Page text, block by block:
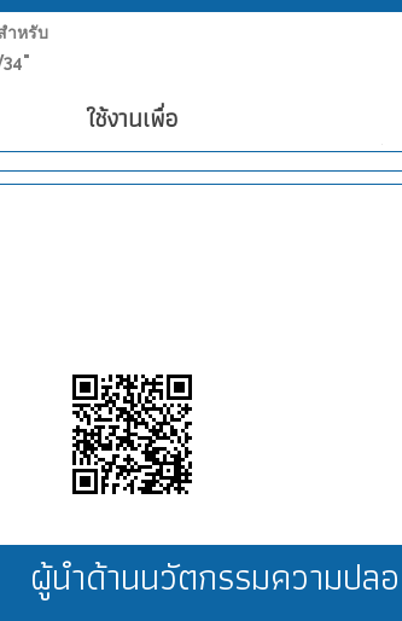
ำหรับ
ใช้งานเพื่อ
ผู้นำด้านนวัตกรรมความป